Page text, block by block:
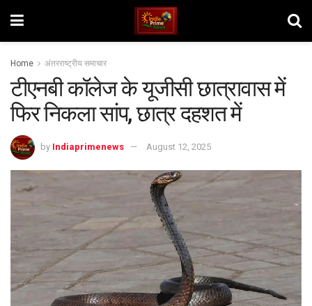
Home अंतरराष्ट्रीय समाचार
टीएनबी कॉलेज के यूजीसी छात्रावास में
फिर निकला सांप, छात्र दहशत में
by Indiaprimenews August 12, 2025